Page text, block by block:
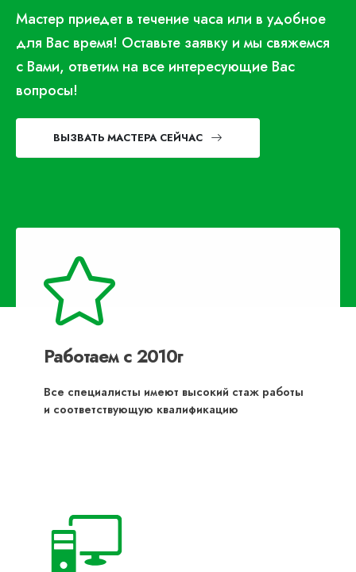
Мастер приедет в течение часа или в удобное
для Вас время! Оставьте заявку и мы свяжемся
с Вами, ответим на все интересующие Вас
вопросы!
ВЫЗВАТЬ МАСТЕРА СЕЙЧАС
Работаем с 2010г
Все специалисты имеют высокий стаж работы
и соответствующую квалификацию